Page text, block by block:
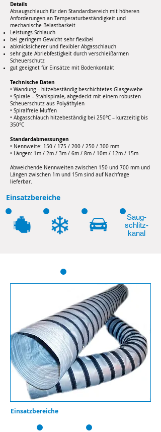
Details
Absaugschlauch für den Standardbereich mit höheren
Anforderungen an Temperaturbeständigkeit und
mechanische Belastbarkeit
Leistungs-Schlauch
bei geringem Gewicht sehr flexibel
abknicksicherer und flexibler Abgasschlauch
sehr gute Abriebfestigkeit durch verschleißarmen
Scheuerschutz
gut geeignet für Einsätze mit Bodenkontakt
Technische Daten
• Wandung – hitzebeständig beschichtetes Glasgewebe
• Spirale – Stahlspirale, abgedeckt mit einem robusten
Scheuerschutz aus Polyäthylen
• Spiralfreie Muffen
• Abgasschlauch hitzebeständig bei 250°C – kurzzeitig bis
350°C
Standardabmessungen
• Nennweite: 150 / 175 / 200 / 250 / 300 mm
• Längen: 1m / 2m / 3m / 6m / 8m / 10m / 12m / 15m
Abweichende Nennweiten zwischen 150 und 700 mm und
Längen zwischen 1m und 15m sind auf Nachfrage
lieferbar.
Einsatzbereiche
Saug-
schlitz-
kanal
Abgasschlauch T-S
Einsatzbereiche